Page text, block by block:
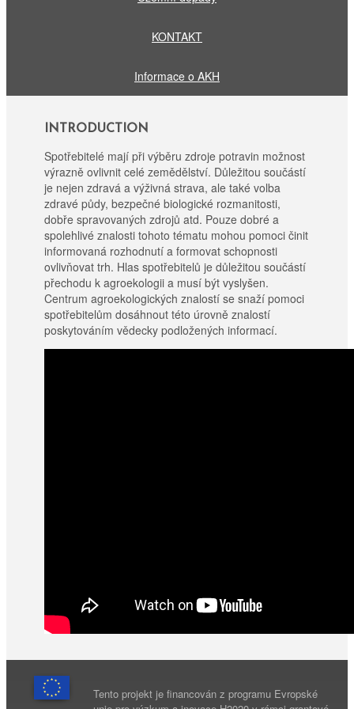
KONTAKT
Informace o AKH
INTRODUCTION
Spotřebitelé mají při výběru zdroje potravin možnost
výrazně ovlivnit celé zemědělství. Důležitou součástí
je nejen zdravá a výživná strava, ale také volba
zdravé půdy, bezpečné biologické rozmanitosti,
dobře spravovaných zdrojů atd. Pouze dobré a
spolehlivé znalosti tohoto tématu mohou pomoci činit
informovaná rozhodnutí a formovat schopnosti
ovlivňovat trh. Hlas spotřebitelů je důležitou součástí
přechodu k agroekologii a musí být vyslyšen.
Centrum agroekologických znalostí se snaží pomoci
spotřebitelům dosáhnout této úrovně znalostí
poskytováním vědecky podložených informací.
Tento projekt je financován z programu Evropské